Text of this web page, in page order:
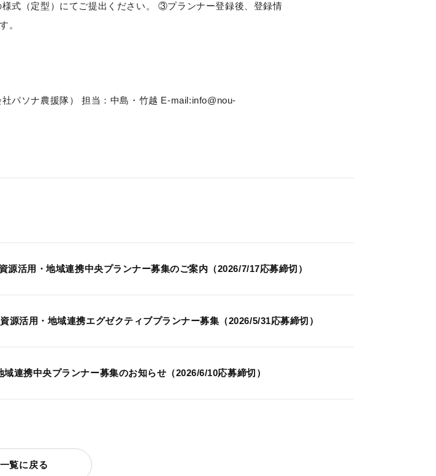
式（定型）にてご提出ください。 ③プランナー登録後、登録情
。
パソナ農援隊） 担当：中島・竹越 E-mail:info@nou-
源活用・地域連携中央プランナー募集のご案内（2026/7/17応募締切）
源活用・地域連携エグゼクティブプランナー募集（2026/5/31応募締切）
連携中央プランナー募集のお知らせ（2026/6/10応募締切）
一覧に戻る